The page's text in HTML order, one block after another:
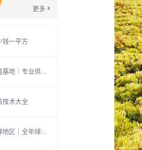
更多
钱一平方
河南佛甲草种植基地｜专业供应与屋
技术大全
佛甲草四季常绿地区｜全年绿化解决